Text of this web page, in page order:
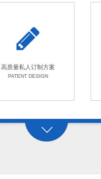
高质量私人订制方案
PATENT DESIGN